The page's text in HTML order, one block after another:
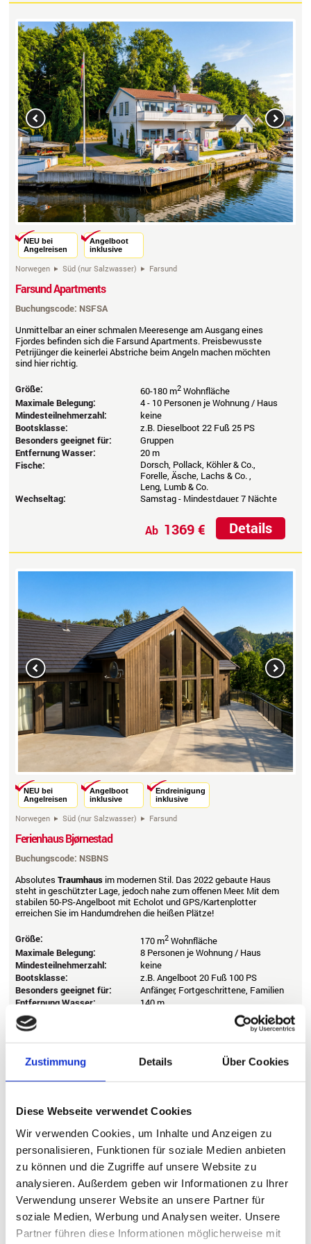
Zustimmung Details Über Cookies
Diese Webseite verwendet Cookies
Wir verwenden Cookies, um Inhalte und Anzeigen zu
personalisieren, Funktionen für soziale Medien anbieten
zu können und die Zugriffe auf unsere Website zu
analysieren. Außerdem geben wir Informationen zu Ihrer
Verwendung unserer Website an unsere Partner für
soziale Medien, Werbung und Analysen weiter. Unsere
Partner führen diese Informationen möglicherweise mit
Previous Next
NEU bei
Angelreisen
Angelboot
inklusive
Norwegen Süd (nur Salzwasser) Farsund
Farsund Apartments
Buchungscode: NSFSA
Unmittelbar an einer schmalen Meeresenge am Ausgang eines
Fjordes befinden sich die Farsund Apartments. Preisbewusste
Petrijünger die keinerlei Abstriche beim Angeln machen möchten
sind hier richtig.
Größe: 60-180 m2Wohnfläche
Maximale Belegung:
4 - 10 Personen je Wohnung / Haus
Mindesteilnehmerzahl:
keine
Bootsklasse:
z.B. Dieselboot 22 Fuß 25 PS
Besonders geeignet für:
Gruppen
Entfernung Wasser:
20 m
Fische:
Dorsch, Pollack, Köhler & Co.,
Forelle, Äsche, Lachs & Co. ,
Leng, Lumb & Co.
Wechseltag:
Samstag - Mindestdauer: 7 Nächte
Details
Ab 1369 €
Previous Next
NEU bei
Angelreisen
Angelboot
inklusive
Endreinigung
inklusive
Norwegen Süd (nur Salzwasser) Farsund
Ferienhaus Bjørnestad
Buchungscode: NSBNS
Absolutes Traumhausim modernen Stil. Das 2022 gebaute Haus
steht in geschützter Lage, jedoch nahe zum offenen Meer. Mit dem
stabilen 50-PS-Angelboot mit Echolot und GPS/Kartenplotter
erreichen Sie im Handumdrehen die heißen Plätze!
Größe: 170 m2Wohnfläche
Maximale Belegung:
8 Personen je Wohnung / Haus
Mindesteilnehmerzahl:
keine
Bootsklasse:
z.B. Angelboot 20 Fuß 100 PS
Besonders geeignet für:
Anfänger, Fortgeschrittene, Familien
Entfernung Wasser:
140 m
Fische:
Dorsch, Pollack, Köhler & Co.,
Details
Ab1499 €
Previous Next